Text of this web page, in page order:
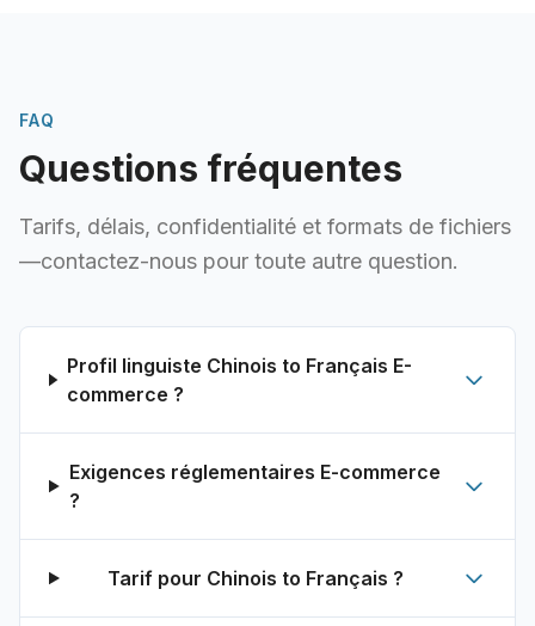
FAQ
Questions fréquentes
Tarifs, délais, confidentialité et formats de fichiers
—contactez-nous pour toute autre question.
Profil linguiste Chinois to Français E-
commerce ?
Exigences réglementaires E-commerce
?
Tarif pour Chinois to Français ?